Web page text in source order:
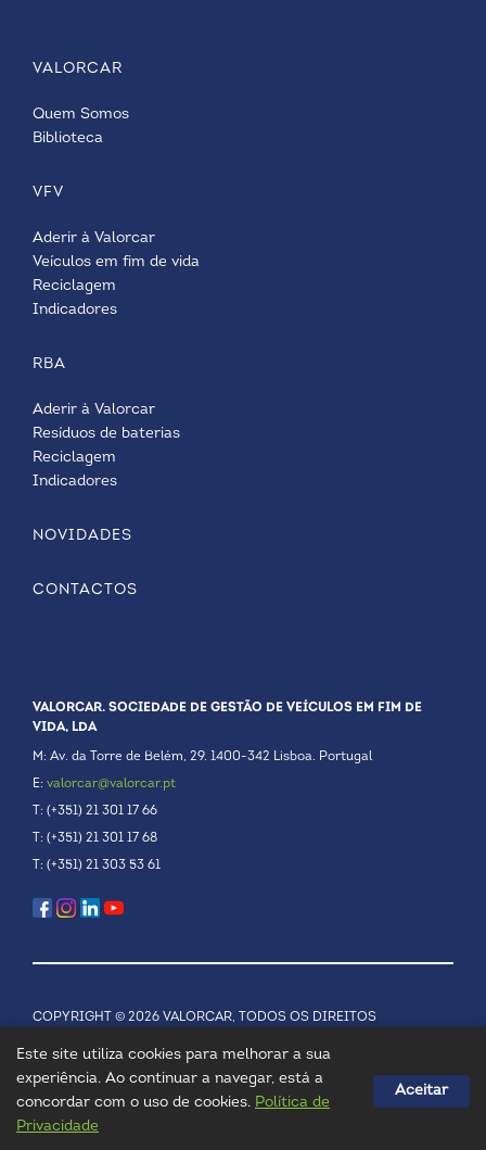
VALORCAR
Quem Somos
Biblioteca
VFV
Aderir à Valorcar
Veículos em fim de vida
Reciclagem
Indicadores
RBA
Aderir à Valorcar
Resíduos de baterias
Reciclagem
Indicadores
NOVIDADES
CONTACTOS
VALORCAR. SOCIEDADE DE GESTÃO DE VEÍCULOS EM FIM DE
VIDA, LDA
M: Av. da Torre de Belém, 29. 1400-342 Lisboa. Portugal
E: valorcar@valorcar.pt
T: (+351) 21 301 17 66
T: (+351) 21 301 17 68
T: (+351) 21 303 53 61
COPYRIGHT © 2026 VALORCAR, TODOS OS DIREITOS
Este site utiliza cookies para melhorar a sua
experiência. Ao continuar a navegar, está a
concordar com o uso de cookies. Política de
Privacidade
Aceitar